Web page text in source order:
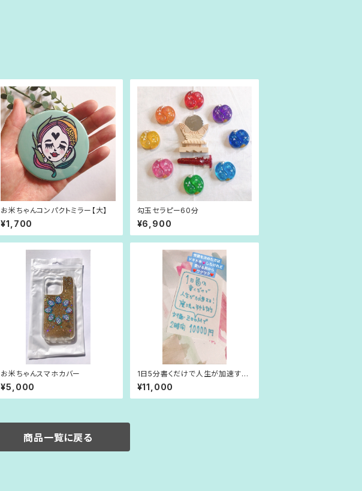
お米ちゃんコンパクトミラー【大】
¥1,700
勾玉セラピー60分
¥6,900
お米ちゃんスマホカバー
¥5,000
1日5分書くだけで人生が加速す
る！魔法の手帖術
¥11,000
商品一覧に戻る